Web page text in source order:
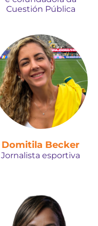
Cuestión Pública
Domitila Becker
Jornalista esportiva